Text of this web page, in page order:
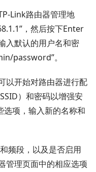
Link路由器管理地
，然后按下Enter
入默认的用户名和密
password”。
以开始对路由器进行配
）和密码以增强安
选项，输入新的名称和
频段，以及是否启用
管理页面中的相应选项